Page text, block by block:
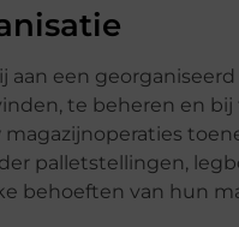
aan een
te beheren en
palletstellingen,
behoeften van hun